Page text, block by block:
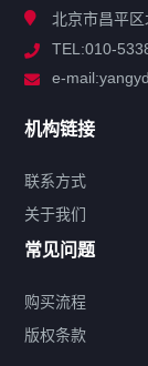
解决方案
联系方式
热门标签
北京市昌平
TEL:010-
e-
机构链接
联系方式
关于我们
常见问题
购买流程
版权条款